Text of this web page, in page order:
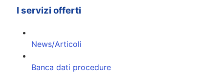
I servizi offerti
News/Articoli
Banca dati procedure